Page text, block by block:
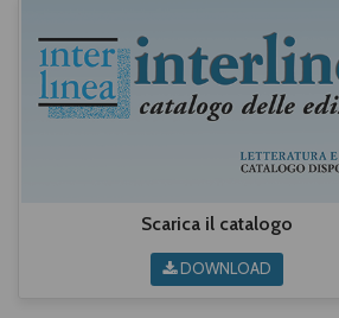
Scarica il catalogo
DOWNLOAD